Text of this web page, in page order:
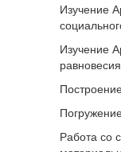
Изучение
Изучение
Работа со